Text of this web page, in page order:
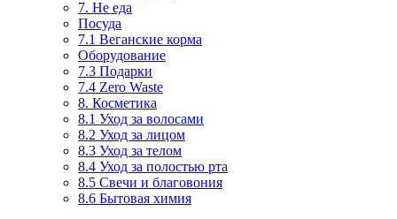
7. Не еда
Посуда
7.1 Веганские корма
Оборудование
7.3 Подарки
7.4 Zero Waste
8. Косметика
8.1 Уход за волосами
8.2 Уход за лицом
8.3 Уход за телом
8.4 Уход за полостью рта
8.5 Свечи и благовония
8.6 Бытовая химия